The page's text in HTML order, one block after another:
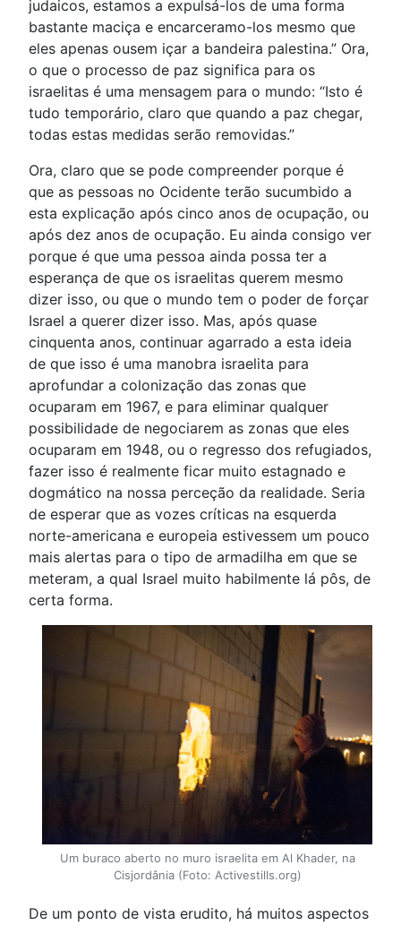
judaicos, estamos a expulsá-los de uma forma
bastante maciça e encarceramo-los mesmo que
eles apenas ousem içar a bandeira palestina.” Ora,
o que o processo de paz significa para os
israelitas é uma mensagem para o mundo: “Isto é
tudo temporário, claro que quando a paz chegar,
todas estas medidas serão removidas.”
Ora, claro que se pode compreender porque é
que as pessoas no Ocidente terão sucumbido a
esta explicação após cinco anos de ocupação, ou
após dez anos de ocupação. Eu ainda consigo ver
porque é que uma pessoa ainda possa ter a
esperança de que os israelitas querem mesmo
dizer isso, ou que o mundo tem o poder de forçar
Israel a querer dizer isso. Mas, após quase
cinquenta anos, continuar agarrado a esta ideia
de que isso é uma manobra israelita para
aprofundar a colonização das zonas que
ocuparam em 1967, e para eliminar qualquer
possibilidade de negociarem as zonas que eles
ocuparam em 1948, ou o regresso dos refugiados,
fazer isso é realmente ficar muito estagnado e
dogmático na nossa perceção da realidade. Seria
de esperar que as vozes críticas na esquerda
norte-americana e europeia estivessem um pouco
mais alertas para o tipo de armadilha em que se
meteram, a qual Israel muito habilmente lá pôs, de
certa forma.
Um buraco aberto no muro israelita em Al Khader, na
Cisjordânia (Foto: Activestills.org)
De um ponto de vista erudito, há muitos aspectos